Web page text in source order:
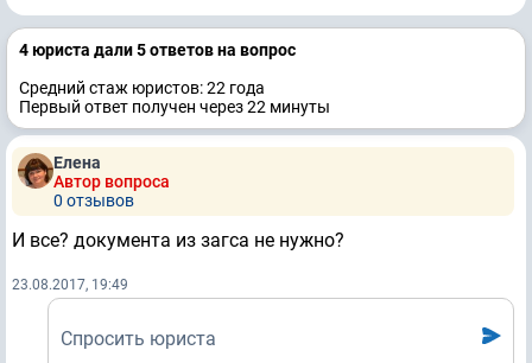
4 юристa дали 5 ответов на вопрос
Средний стаж юристов: 22 годa
Первый ответ получен через 22 минуты
Елена
Автор вопроса
0 отзывов
И все? документа из загса не нужно?
23.08.2017, 19:49
Спросить юриста